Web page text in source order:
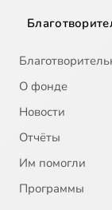
О фонде
Новости
Отчёты
Им помогли
Программы